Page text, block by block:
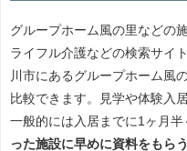
グループホーム風の里などの
ライフル介護などの検索サイ
川市にあるグループホーム風
比較できます。見学や体験入
一般的には入居までに1ヶ月半
った施設に早めに資料をもら